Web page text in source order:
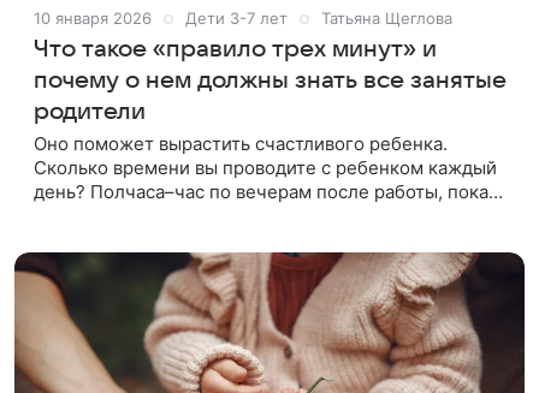
10 января 2026 Дети 3-7 лет Татьяна Щеглова
Что такое «правило трех минут» и
почему о нем должны знать все занятые
родители
Оно поможет вырастить счастливого ребенка.
Сколько времени вы проводите с ребенком каждый
день? Полчаса–час по вечерам после работы, пока